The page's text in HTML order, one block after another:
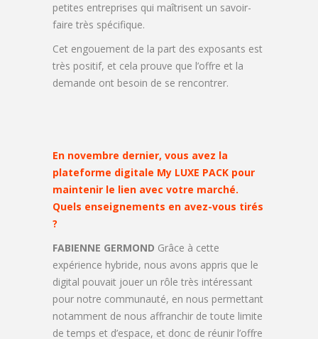
petites entreprises qui maîtrisent un savoir-
faire très spécifique.
Cet engouement de la part des exposants est
très positif, et cela prouve que l’offre et la
demande ont besoin de se rencontrer.
En novembre dernier, vous avez la
plateforme digitale My LUXE PACK pour
maintenir le lien avec votre marché.
Quels enseignements en avez-vous tirés
?
FABIENNE GERMOND Grâce à cette
expérience hybride, nous avons appris que le
digital pouvait jouer un rôle très intéressant
pour notre communauté, en nous permettant
notamment de nous affranchir de toute limite
de temps et d’espace, et donc de réunir l’offre